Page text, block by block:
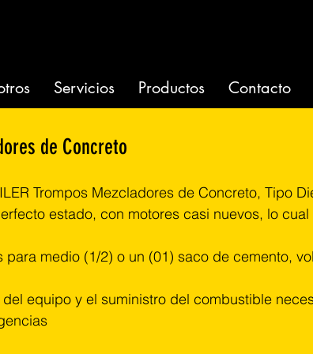
Servicios Productos Contacto
de Concreto
Trompos Mezcladores de Concreto, Tipo
estado, con motores casi nuevos, lo
medio (1/2) o un (01) saco de cemento,
equipo y el suministro del combustible